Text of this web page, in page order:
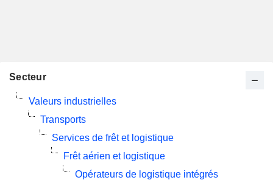
Secteur
Valeurs industrielles
Transports
Services de frêt et logistique
Frêt aérien et logistique
Opérateurs de logistique intégrés